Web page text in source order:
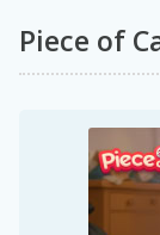
Piece of